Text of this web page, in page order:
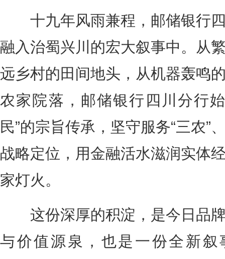
十九年风雨兼程，邮储银行四
融入治蜀兴川的宏大叙事中。从
远乡村的田间地头，从机器轰鸣
农家院落，邮储银行四川分行
民”的宗旨传承，坚守服务“三农”
战略定位，用金融活水滋润实体
家灯火。
这份深厚的积淀，是今日品牌
与价值源泉，也是一份全新叙